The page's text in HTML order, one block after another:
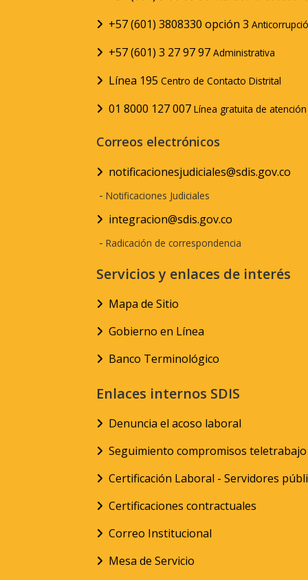
+57 (601) 3808330 opción 3
+57 (601) 3 27 97 97 Administrativa
Línea 195 Centro de Contacto Distrital
01 8000 127 007 Línea gratuita de
Correos electrónicos
notificacionesjudiciales@sdis.gov.co
- Notificaciones Judiciales
integracion@sdis.gov.co
- Radicación de correspondencia
Servicios y enlaces de interés
Mapa de Sitio
Gobierno en Línea
Banco Terminológico
Enlaces internos SDIS
Denuncia el acoso laboral
Seguimiento compromisos teletrabajo
Certificación Laboral - Servidores
Certificaciones contractuales
Correo Institucional
Mesa de Servicio